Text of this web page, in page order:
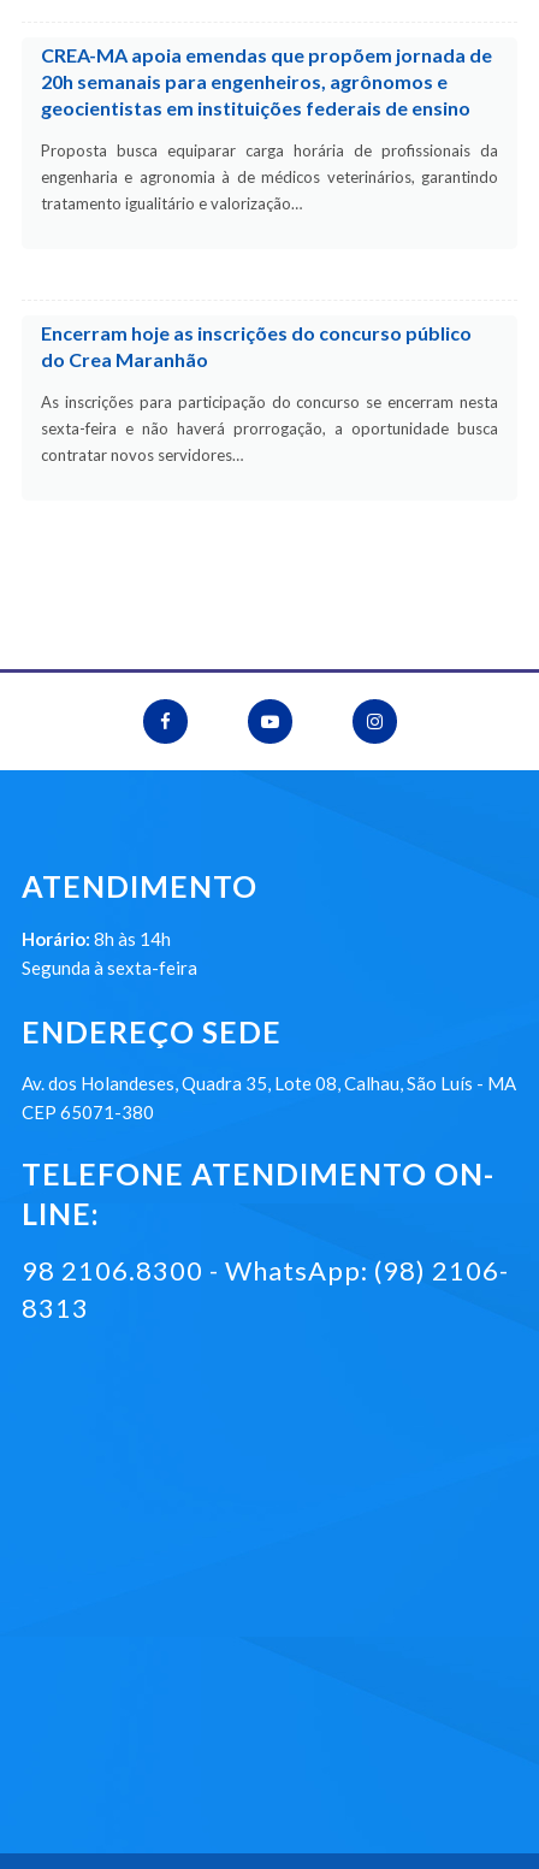
CREA-MA apoia emendas que propõem jornada de
20h semanais para engenheiros, agrônomos e
geocientistas em instituições federais de ensino
Proposta busca equiparar carga horária de profissionais da
engenharia e agronomia à de médicos veterinários, garantindo
tratamento igualitário e valorização…
Encerram hoje as inscrições do concurso público
do Crea Maranhão
As inscrições para participação do concurso se encerram nesta
sexta-feira e não haverá prorrogação, a oportunidade busca
contratar novos servidores…
ATENDIMENTO
Horário: 8h às 14h
Segunda à sexta-feira
ENDEREÇO SEDE
Av. dos Holandeses, Quadra 35, Lote 08, Calhau, São Luís - MA
CEP 65071-380
TELEFONE ATENDIMENTO ON-
LINE:
98 2106.8300 - WhatsApp: (98) 2106-
8313